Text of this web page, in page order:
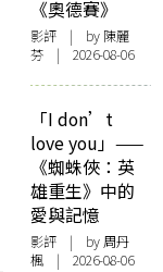
《奧德賽》
影評 | by 陳麗
芬 | 2026-08-06
「I don’t
love you」——
《蜘蛛俠：英
雄重生》中的
愛與記憶
影評 | by周丹
楓 | 2026-08-06